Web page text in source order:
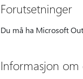
Forutsetninger
Du må ha Microsoft
Informasjon om